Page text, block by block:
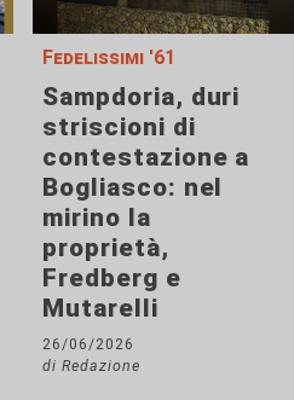
Fedelissimi '61
Sampdoria, duri
striscioni di
contestazione a
Bogliasco: nel
mirino la
proprietà,
Fredberg e
Mutarelli
26/06/2026
di Redazione